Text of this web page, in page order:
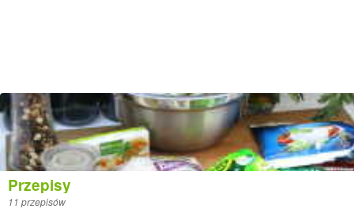
Przepisy
11 przepisów